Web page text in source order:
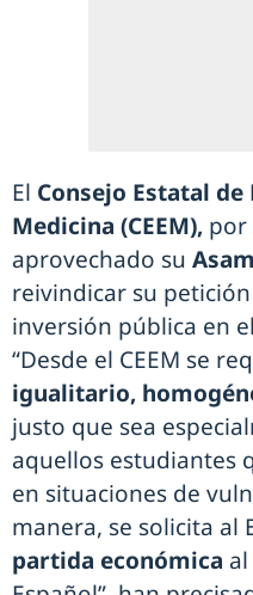
El Consejo Estatal
Medicina (CEEM), por
aprovechado su
reivindicar su
inversión pública en
“Desde el CEEM se
igualitario,
justo que sea
aquellos estudiantes
en situaciones de
manera, se solicita al
partida económica